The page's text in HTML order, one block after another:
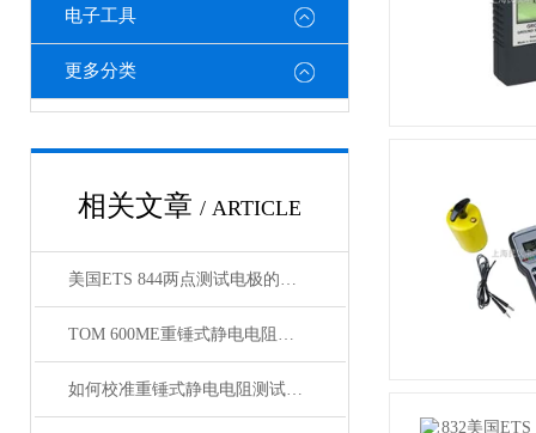
电子工具
更多分类
相关文章 / ARTICLE
美国ETS 844两点测试电极的参数特点与静电检测应用场景
TOM 600ME重锤式静电电阻测试仪：精密测量，构筑静电防护的坚实防线
如何校准重锤式静电电阻测试仪？